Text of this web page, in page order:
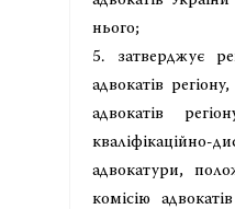
нього;
5. затверджує
адвокатів
адвокатів
кваліфікаційно-
адвокатури,
комісію